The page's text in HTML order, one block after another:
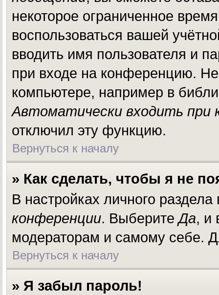
некоторое ограниченное
воспользоваться вашей
вводить имя пользователя и
при входе на конференцию.
компьютере, например в
Автоматически входить при
отключил эту функцию.
Вернуться к началу
» Как сделать, чтобы я не
В настройках личного
конференции. ВыберитеДа, и
модераторам и самому себе.
Вернуться к началу
» Я забыл пароль!